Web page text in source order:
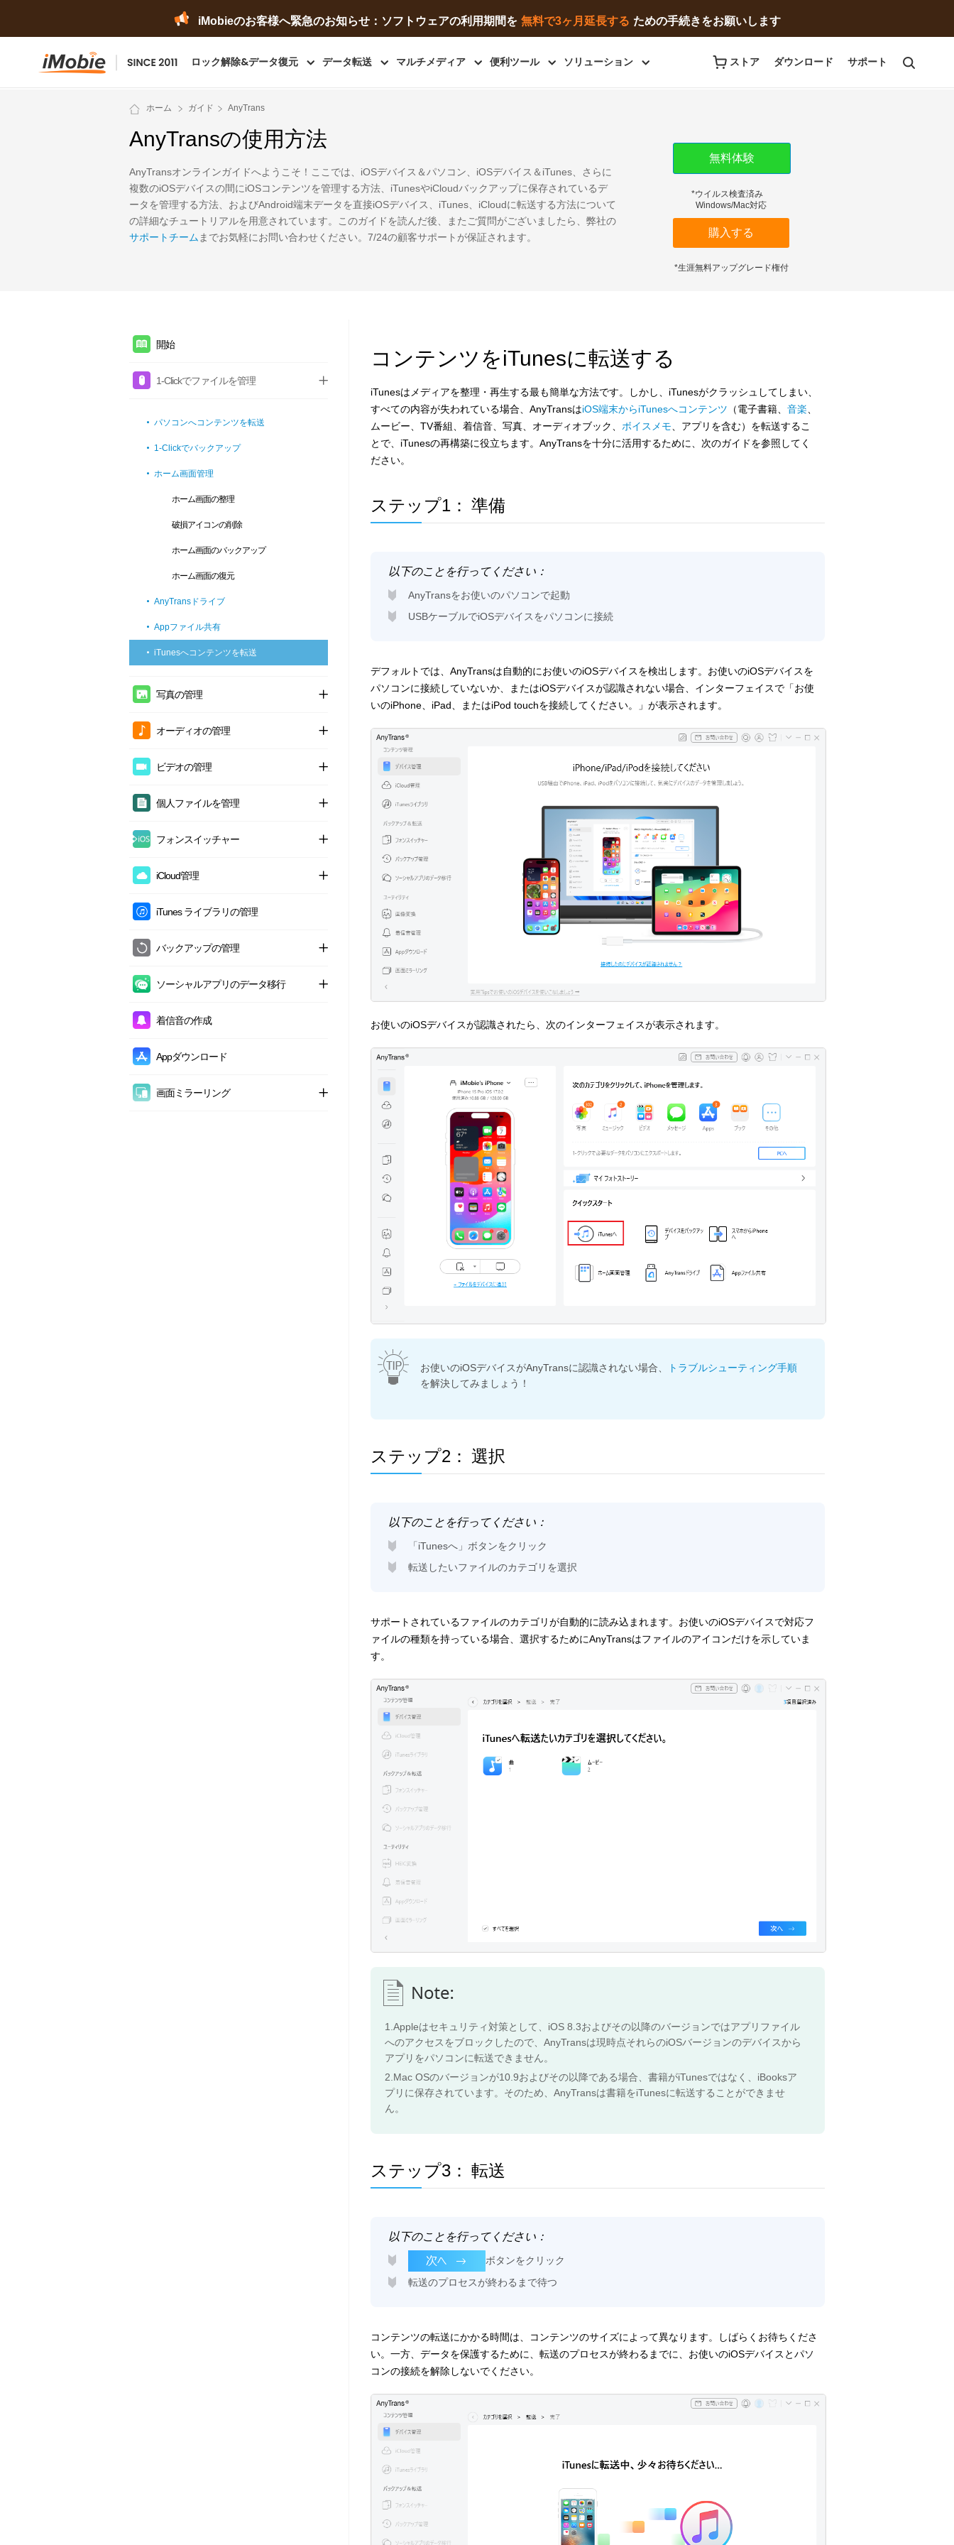
iMobieのお客様へ緊急のお知らせ：ソフトウェアの利用期間を 無料で3ヶ月延長する ための手続きをお願いします
ストア ダウンロード サポート
ロック解除&データ復元 データ転送 マルチメディア 便利ツール ソリューション
ホーム ガイド AnyTrans
AnyTransの使用方法
AnyTransオンラインガイドへようこそ！ここでは、iOSデバイス＆パソコン、iOSデバイス＆iTunes、さらに
複数のiOSデバイスの間にiOSコンテンツを管理する方法、iTunesやiCloudバックアップに保存されているデ
ータを管理する方法、およびAndroid端末データを直接iOSデバイス、iTunes、iCloudに転送する方法について
の詳細なチュートリアルを用意されています。このガイドを読んだ後、またご質問がございましたら、弊社の
サポートチーム までお気軽にお問い合わせください。7/24の顧客サポートが保証されます。
無料体験
*ウイルス検査済み
Windows/Mac対応
購入する
*生涯無料アップグレード権付
開始
1-Clickでファイルを管理
パソコンへコンテンツを転送
1-Clickでバックアップ
ホーム画面管理
ホーム画面の整理
破損アイコンの削除
ホーム画面のバックアップ
ホーム画面の復元
AnyTransドライブ
Appファイル共有
iTunesへコンテンツを転送
写真の管理
カメラロールの管理
写真共有
パノラマの管理
Live Photos管理
セルフィの管理
撮影地の管理
タイムラプスの管理
オーディオの管理
音楽の管理
プレイリストの管理
ビデオの管理
ムービーの管理
ミュージックビデオの管理
個人ファイルを管理
メッセージの管理
オーディオブックの管理
iTunes Uの管理
連絡先の管理
メモの管理
ボイスメールの管理
フォンスイッチャー
iPhoneに引っ越し
クラウドからクラウドへ
AndroidからiTunesへコンテンツを転送
アプリをiPhoneに移行
iCloud管理
カテゴリ別にiCloudコンテンツを管理
iCloudの写真を管理
iCloudのビデオ（カメラ）を管理
iTunes ライブラリの管理
バックアップの管理
フルバックアップ
バックアップ履歴
ソーシャルアプリのデータ移行
ソーシャルアプリデータをバックアップ
着信音の作成
Appダウンロード
画面ミラーリング
コンテンツをiTunesに転送する
iTunesはメディアを整理・再生する最も簡単な方法です。しかし、iTunesがクラッシュしてしまい、
すべての内容が失われている場合、AnyTransはiOS端末からiTunesへコンテンツ （電子書籍、 音楽
ムービー、TV番組、着信音、写真、オーディオブック、 ボイスメモ 、アプリを含む）を転送するこ
とで、iTunesの再構築に役立ちます。AnyTransを十分に活用するために、次のガイドを参照してく
ださい。
ステップ1： 準備
以下のことを行ってください：
AnyTransをお使いのパソコンで起動
USBケーブルでiOSデバイスをパソコンに接続
デフォルトでは、AnyTransは自動的にお使いのiOSデバイスを検出します。お使いのiOSデバイスを
パソコンに接続していないか、またはiOSデバイスが認識されない場合、インターフェイスで「お使
いのiPhone、iPad、またはiPod touchを接続してください。」が表示されます。
お使いのiOSデバイスが認識されたら、次のインターフェイスが表示されます。
お使いのiOSデバイスがAnyTransに認識されない場合、
トラブルシューティング手順
を解決してみましょう！
ステップ2： 選択
以下のことを行ってください：
「iTunesへ」ボタンをクリック
転送したいファイルのカテゴリを選択
サポートされているファイルのカテゴリが自動的に読み込まれます。お使いのiOSデバイスで対応フ
ァイルの種類を持っている場合、選択するためにAnyTransはファイルのアイコンだけを示していま
す。
1.Appleはセキュリティ対策として、iOS 8.3およびその以降のバージョンではアプリファイル
へのアクセスをブロックしたので、AnyTransは現時点それらのiOSバージョンのデバイスから
アプリをパソコンに転送できません。
2.Mac OSのバージョンが10.9およびその以降である場合、書籍がiTunesではなく、iBooksア
プリに保存されています。そのため、AnyTransは書籍をiTunesに転送することができませ
ん。
ステップ3： 転送
以下のことを行ってください：
ボタンをクリック
転送のプロセスが終わるまで待つ
コンテンツの転送にかかる時間は、コンテンツのサイズによって異なります。しばらくお待ちくださ
い。一方、データを保護するために、転送のプロセスが終わるまでに、お使いのiOSデバイスとパソ
コンの接続を解除しないでください。